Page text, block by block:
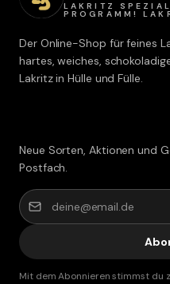
LAKRITZ
PROGRAMM!
Der Online-Shop für feines
hartes, weiches,
Lakritz in Hülle und Fülle.
Neue Sorten, Aktionen und
Postfach.
Mit dem Abonnieren stimmst du